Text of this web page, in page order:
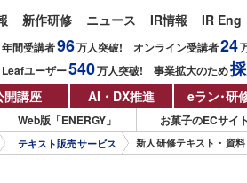
新作研修 ニュース IR情報 IR Eng
年間受講者96万人突破! オンライン受講者24
Leafユーザー540万人突破! 事業拡大のため
開講座 AI・DX推進 eラン・研
Web版「ENERGY」 お菓子のECサイト
テキスト販売サービス 新人研修テキスト・資